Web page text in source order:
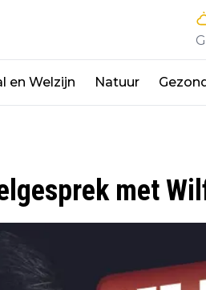
en Welzijn Natuur
met